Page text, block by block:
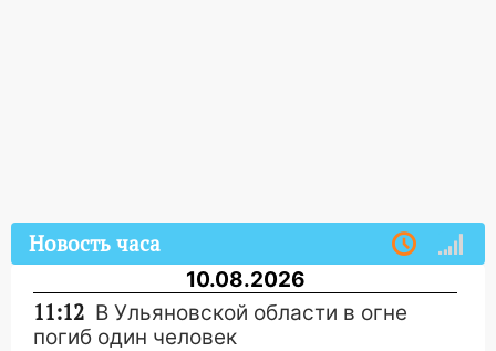
Новость часа
10.08.2026
11:12 В Ульяновской области в огне
погиб один человек